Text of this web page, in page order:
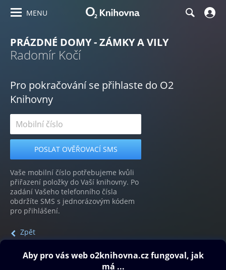
MENU
PRÁZDNÉ DOMY - ZÁMKY A VILY
Radomír Kočí
Pro pokračování se přihlaste do O2
Knihovny
Vaše mobilní číslo potřebujeme kvůli
přiřazení položky do Vaší knihovny. Po
zadání Vašeho telefonního čísla
obdržíte SMS s jednorázovým kódem
pro přihlášení.
Zpět